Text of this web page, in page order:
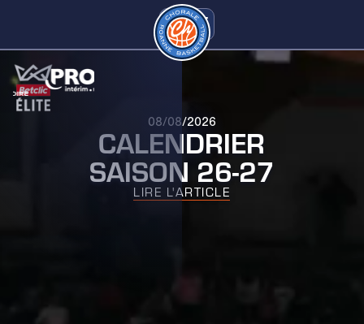
08/08/2026
CALENDRIER
SAISON 26-27
LIRE L'ARTICLE